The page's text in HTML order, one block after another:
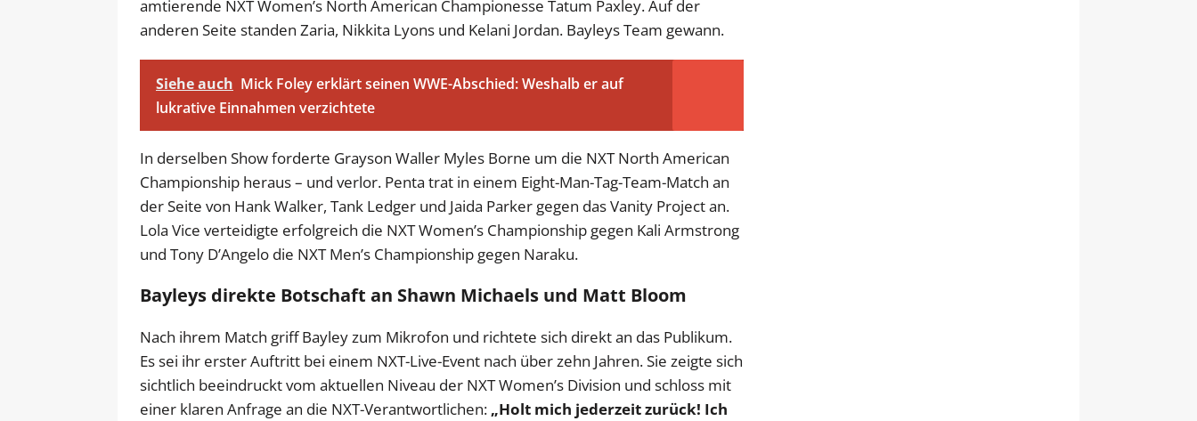
amtierende NXT Women’s North American Championesse Tatum Paxley. Auf der
anderen Seite standen Zaria, Nikkita Lyons und Kelani Jordan. Bayleys Team gewann.
Siehe auch Mick Foley erklärt seinen WWE-Abschied: Weshalb er auf
lukrative Einnahmen verzichtete
In derselben Show forderte Grayson Waller Myles Borne um die NXT North American
Championship heraus – und verlor. Penta trat in einem Eight-Man-Tag-Team-Match an
der Seite von Hank Walker, Tank Ledger und Jaida Parker gegen das Vanity Project an.
Lola Vice verteidigte erfolgreich die NXT Women’s Championship gegen Kali Armstrong
und Tony D’Angelo die NXT Men’s Championship gegen Naraku.
Bayleys direkte Botschaft an Shawn Michaels und Matt Bloom
Nach ihrem Match griff Bayley zum Mikrofon und richtete sich direkt an das Publikum.
Es sei ihr erster Auftritt bei einem NXT-Live-Event nach über zehn Jahren. Sie zeigte sich
sichtlich beeindruckt vom aktuellen Niveau der NXT Women’s Division und schloss mit
einer klaren Anfrage an die NXT-Verantwortlichen: „Holt mich jederzeit zurück! Ich